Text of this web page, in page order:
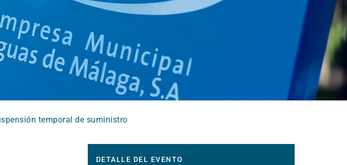
temporal de suministro
DETALLE DEL EVENTO